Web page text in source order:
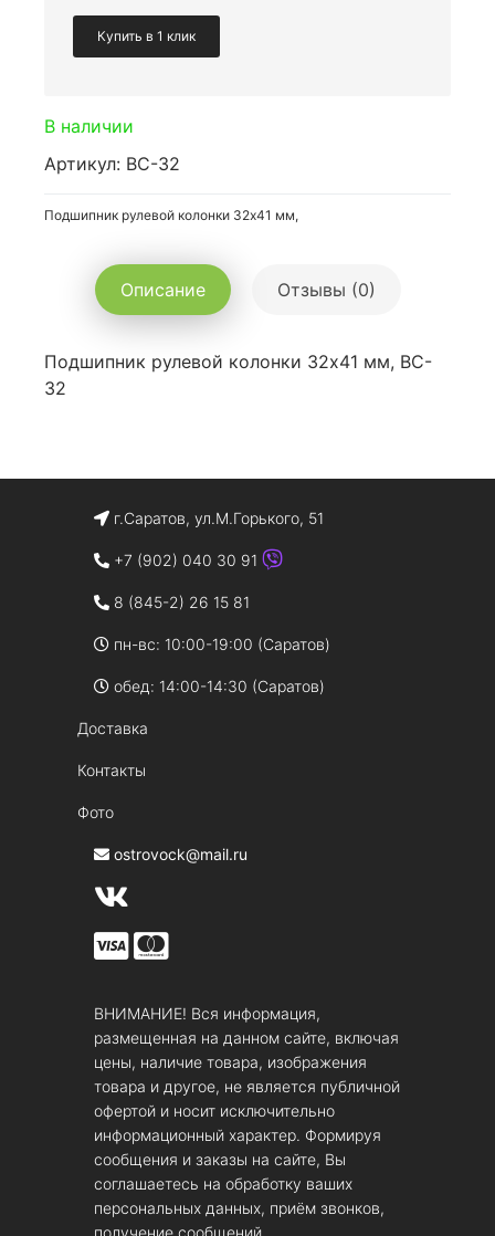
Купить в 1 клик
В наличии
Артикул: BC-32
Подшипник рулевой колонки 32х41 мм,
Описание Отзывы (0)
Подшипник рулевой колонки 32х41 мм, BC-
32
г.Саратов, ул.М.Горького, 51
+7 (902) 040 30 91
8 (845-2) 26 15 81
пн-вс: 10:00-19:00 (Саратов)
обед: 14:00-14:30 (Саратов)
Доставка
Контакты
Фото
ostrovock@mail.ru
ВНИМАНИЕ! Вся информация,
размещенная на данном сайте, включая
цены, наличие товара, изображения
товара и другое, не является публичной
офертой и носит исключительно
информационный характер. Формируя
сообщения и заказы на сайте, Вы
соглашаетесь на обработку ваших
персональных данных, приём звонков,
получение сообщений.